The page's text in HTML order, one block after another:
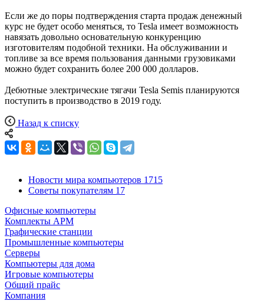
Если же до поры подтверждения старта продаж денежный
курс не будет особо меняться, то Tesla имеет возможность
навязать довольно основательную конкуренцию
изготовителям подобной техники. На обслуживании и
топливе за все время пользования данными грузовиками
можно будет сохранить более 200 000 долларов.
Дебютные электрические тягачи Tesla Semis планируются
поступить в производство в 2019 году.
Назад к списку
Новости мира компьютеров 1715
Советы покупателям 17
Офисные компьютеры
Комплекты АРМ
Графические станции
Промышленные компьютеры
Серверы
Компьютеры для дома
Игровые компьютеры
Общий прайс
Компания